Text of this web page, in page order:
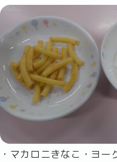
・マカロニきなこ・ヨー